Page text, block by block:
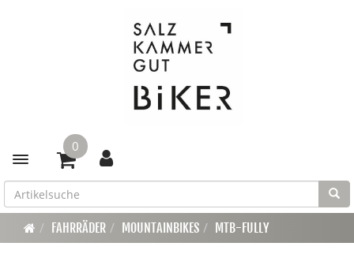
Toggle navigation
0
FAHRRÄDER MOUNTAINBIKES MTB-FULLY